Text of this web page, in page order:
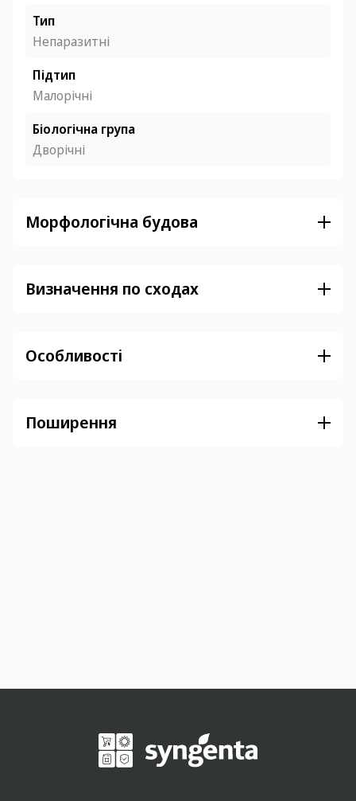
Тип
Непаразитні
Підтип
Малорічні
Біологічна група
Дворічні
Морфологічна будова
Визначення по сходах
Особливості
Поширення